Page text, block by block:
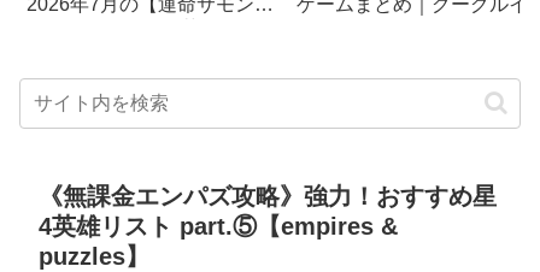
2026年7月の【運命サモン】
クetc…
《無課金エンパズ攻略》強力！おすすめ星
4英雄リスト part.⑤【empires &
puzzles】